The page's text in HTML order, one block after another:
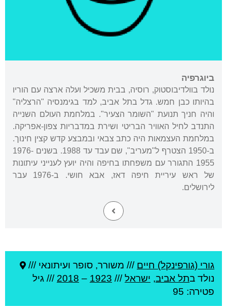
ביוגרפיה
נולד בוולדיבוסטוק, רוסיה, בבית משכיל ועלה ארצה עם הוריו
בהיותו כבן חמש. גדל בתל אביב, למד בגימנסיה "הרצליה"
והיה חניך תנועת "השומר הצעיר". במלחמת העולם השנייה
התנדב לחיל האוויר הבריטי ושירת במדבריות צפון-אפריקה.
במלחמת העצמאות היה כתב צבאי ובמבצע קדש קצין חינוך.
ב-1950 הצטרף ל"מעריב", שם עבד עד 1988. בשנים 1976-
1955 התגורר עם משפחתו בחיפה והיה יועץ לענייני עיתונות
של ראש עיריית חיפה דאז, אבא חושי. ב-1976 עבר
לירושלים.
גורי (גורפינקל) חיים /// משורר, סופר ועיתונאי ///
נולד בתל אביב, ישראל///
1923
–
2018 /// גיל
פטירה: 95